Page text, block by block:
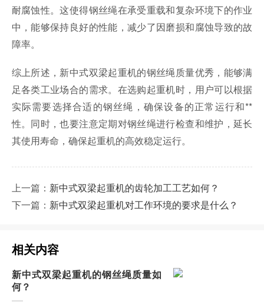
耐腐蚀性。这使得钢丝绳在承受重载和复杂环境下的作业
中，能够保持良好的性能，减少了因磨损和腐蚀导致的故
障率。
综上所述，新中式双梁起重机的钢丝绳质量优秀，能够满
足各类工业场合的需求。在选购起重机时，用户可以根据
实际需要选择合适的钢丝绳，确保设备的正常运行和**
性。同时，也要注意定期对钢丝绳进行检查和维护，延长
其使用寿命，确保起重机的高效稳定运行。
上一篇： 新中式双梁起重机的齿轮加工工艺如何？
下一篇： 新中式双梁起重机对工作环境的要求是什么？
相关内容
新中式双梁起重机的钢丝绳质量如
何？